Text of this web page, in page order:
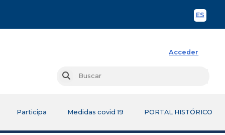
ES
Acceder
Buscar
Participa Medidas covid 19 PORTAL HISTÓRICO